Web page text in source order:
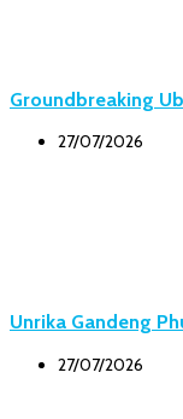
Groundbreaking
27/07/2026
Unrika Gandeng
27/07/2026